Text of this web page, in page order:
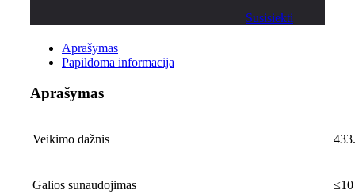
Susisiekti
Aprašymas
Papildoma informacija
Aprašymas
Veikimo dažnis
Galios sunaudojimas